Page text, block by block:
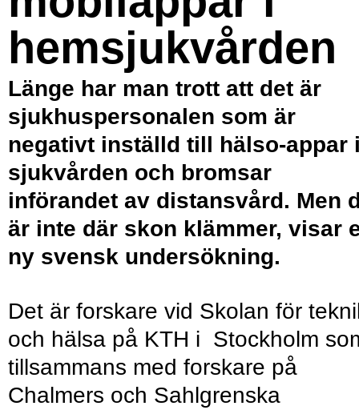
hemsjukvården
Länge har man trott att det är
sjukhuspersonalen som är
negativt inställd till hälso-appar
sjukvården och bromsar
införandet av distansvård. Men
är inte där skon klämmer, visar
ny svensk undersökning.
Det är forskare vid Skolan för
och hälsa på KTH i Stockholm
tillsammans med forskare på
Chalmers och Sahlgrenska